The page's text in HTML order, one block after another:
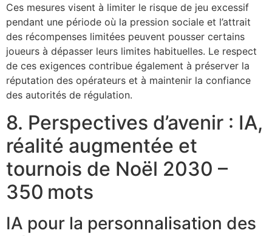
Ces mesures visent à limiter le risque de jeu excessif
pendant une période où la pression sociale et l’attrait
des récompenses limitées peuvent pousser certains
joueurs à dépasser leurs limites habituelles. Le respect
de ces exigences contribue également à préserver la
réputation des opérateurs et à maintenir la confiance
des autorités de régulation.
8. Perspectives d’avenir : IA,
réalité augmentée et
tournois de Noël 2030 –
350 mots
IA pour la personnalisation des